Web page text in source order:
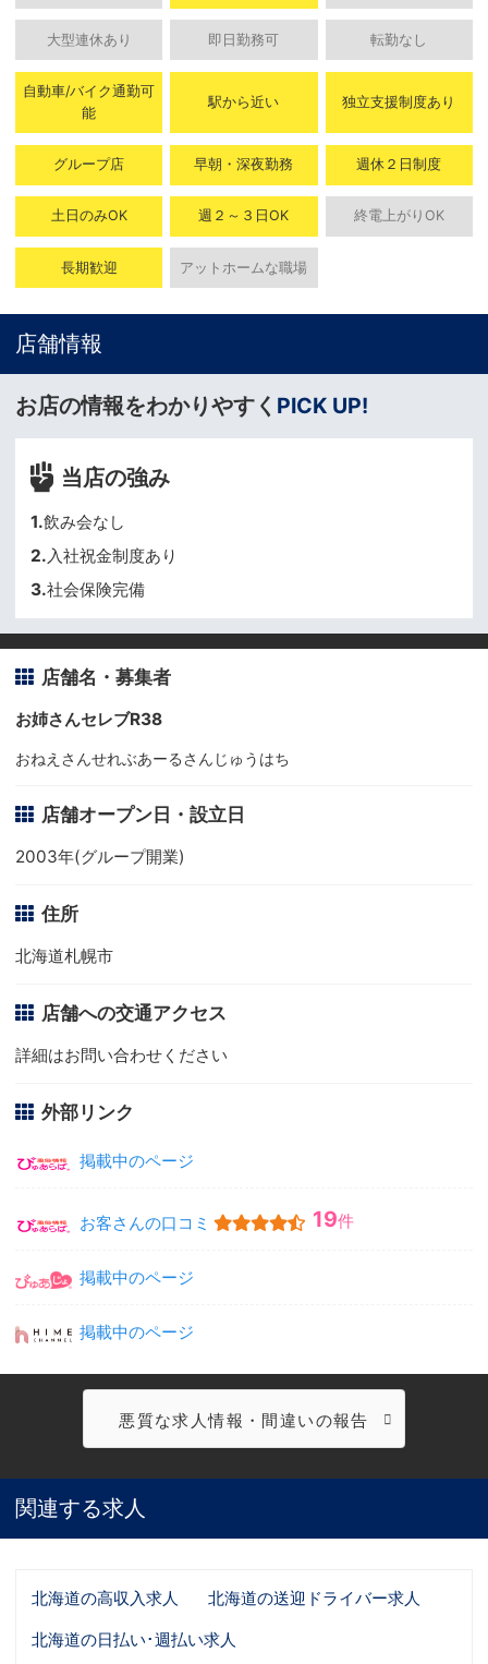
大型連休あり 即日勤務可 転勤なし
自動車/バイク通勤可
能
駅から近い 独立支援制度あり
グループ店 早朝・深夜勤務 週休２日制度
土日のみOK 週２～３日OK 終電上がりOK
長期歓迎 アットホームな職場
店舗情報
お店の情報をわかりやすく PICK UP!
当店の強み
1.飲み会なし
2.入社祝金制度あり
3.社会保険完備
店舗名・募集者
お姉さんセレブR38
おねえさんせれぶあーるさんじゅうはち
店舗オープン日・設立日
2003年(グループ開業)
住所
北海道札幌市
店舗への交通アクセス
詳細はお問い合わせください
外部リンク
掲載中のページ
お客さんの口コミ 19件
掲載中のページ
掲載中のページ
悪質な求人情報・間違いの報告
関連する求人
北海道の高収入求人
北海道の送迎ドライバー求人
北海道の日払い･週払い求人